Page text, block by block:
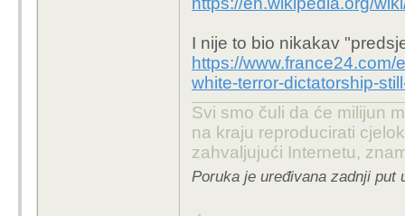
Interesantno 1979.
Vrlo interesantan
se ne može objasniti
Tajvana nije dobio
https://
recognize-taiwan
I nije to bio nikakav
https://
white-terror-dictatorship-
Svi smo čuli da će milijun
na kraju reproducirati
zahvaljujući Internetu,
Poruka je uređivana zadnji put